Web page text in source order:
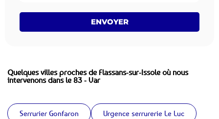
ENVOYER
Quelques villes proches de Flassans-sur-Issole où nous
intervenons dans le 83 - Var
Serrurier Gonfaron Urgence serrurerie Le Luc